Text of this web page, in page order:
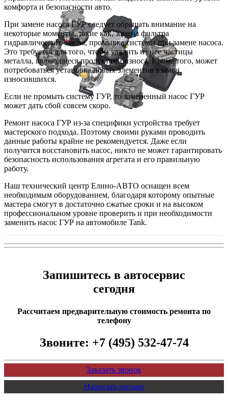
комфорта и безопасности авто.
При замене насоса ГУР следует обращать внимание на
некоторые моменты, такие как, замена фильтра
гидравлического масла, промывка системы при замене насоса.
Это требуется для того, чтобы удалить из нее частицы
металла, являющиеся продуктами износа. Кроме того, может
потребоваться установка новых элементов взамен
износившихся.
Если не промыть систему ГУР, то замененный насос ГУР
может дать сбой совсем скоро.
Ремонт насоса ГУР из-за специфики устройства требует
мастерского подхода. Поэтому своими руками проводить
данные работы крайне не рекомендуется. Даже если
получится восстановить насос, никто не может гарантировать
безопасность использования агрегата и его правильную
работу.
Наш технический центр Елино-АВТО оснащен всем
необходимым оборудованием, благодаря которому опытные
мастера смогут в достаточно сжатые сроки и на высоком
профессиональном уровне проверить и при необходимости
заменить насос ГУР на автомобиле Tank.
Запишитесь в автосервис
сегодня
Рассчитаем предварительную стоимость ремонта по
телефону
Звоните: +7 (495) 532-47-74
Заказать звонок
Написать письмо